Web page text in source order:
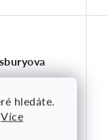
hledáte.
Více